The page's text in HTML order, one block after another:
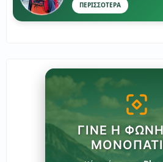
ΠΕΡΙΣΣΟΤΕΡΑ
ΓΊΝΕ Η